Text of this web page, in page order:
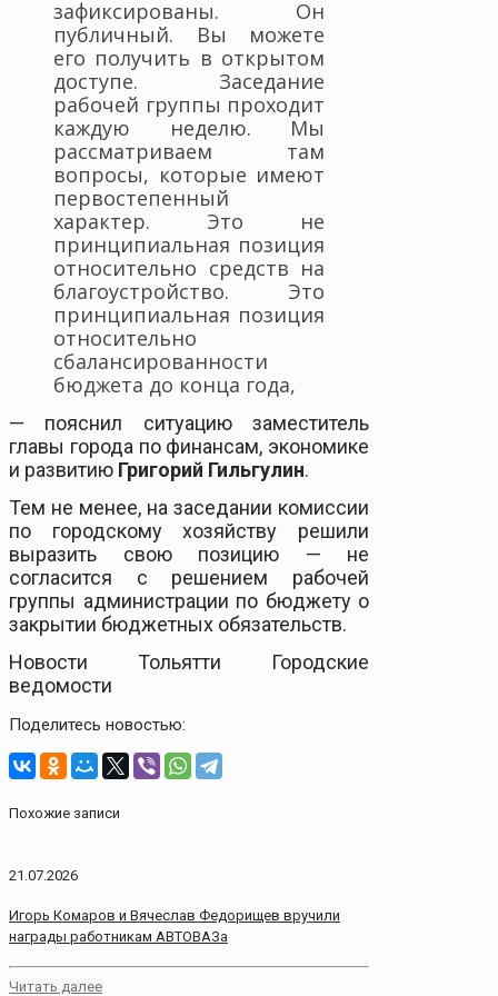
зафиксированы. Он
публичный. Вы можете
его получить в открытом
доступе. Заседание
рабочей группы проходит
каждую неделю. Мы
рассматриваем там
вопросы, которые имеют
первостепенный
характер. Это не
принципиальная позиция
относительно средств на
благоустройство. Это
принципиальная позиция
относительно
сбалансированности
бюджета до конца года,
— пояснил ситуацию заместитель
главы города по финансам, экономике
и развитию Григорий Гильгулин.
Тем не менее, на заседании комиссии
по городскому хозяйству решили
выразить свою позицию — не
согласится с решением рабочей
группы администрации по бюджету о
закрытии бюджетных обязательств.
Новости Тольятти Городские
ведомости
Поделитесь новостью:
Похожие записи
21.07.2026
Игорь Комаров и Вячеслав Федорищев вручили
награды работникам АВТОВАЗа
Читать далее